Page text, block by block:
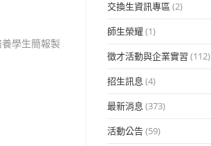
學生簡報製
交換生資訊專區 (2)
師生榮耀(1)
徵才活動與企業實習 (112)
招生訊息 (4)
最新消息 (373)
活動公告(59)